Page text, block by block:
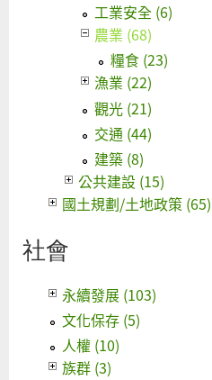
工業安全 (6)
農業 (68)
糧食 (23)
漁業 (22)
觀光 (21)
交通 (44)
建築 (8)
公共建設 (15)
國土規劃/土地政策 (65)
社會
永續發展 (103)
文化保存 (5)
人權 (10)
族群 (3)